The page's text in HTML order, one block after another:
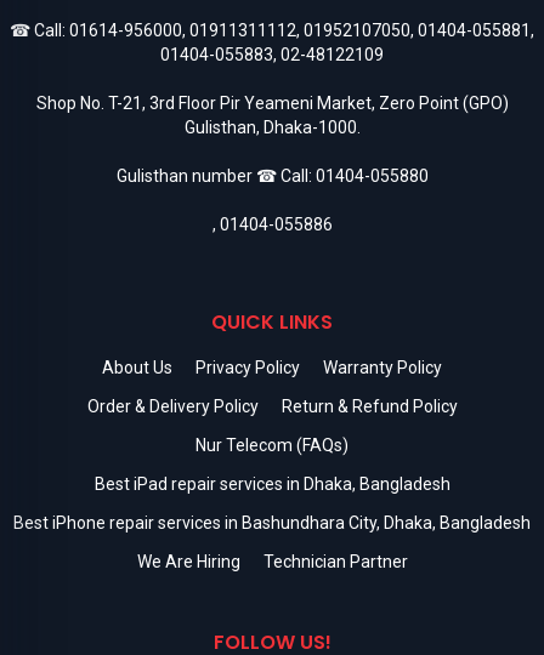
☎ Call: 01614-956000, 01911311112, 01952107050, 01404-055881,
01404-055883, 02-48122109
Shop No. T-21, 3rd Floor Pir Yeameni Market, Zero Point (GPO)
Gulisthan, Dhaka-1000.
Gulisthan number ☎ Call: 01404-055880
, 01404-055886
QUICK LINKS
About Us Privacy Policy
Warranty Policy
Order & Delivery Policy
Return & Refund Policy
Nur Telecom (FAQs)
Best iPad repair services in Dhaka, Bangladesh
Best iPhone repair services in Bashundhara City, Dhaka, Bangladesh
We Are Hiring
Technician Partner
FOLLOW US!